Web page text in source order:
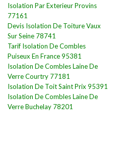
Isolation Par Exterieur Provins
77161
Devis Isolation De Toiture Vaux
Sur Seine 78741
Tarif Isolation De Combles
Puiseux En France 95381
Isolation De Combles Laine De
Verre Courtry 77181
Isolation De Toit Saint Prix 95391
Isolation De Combles Laine De
Verre Buchelay 78201